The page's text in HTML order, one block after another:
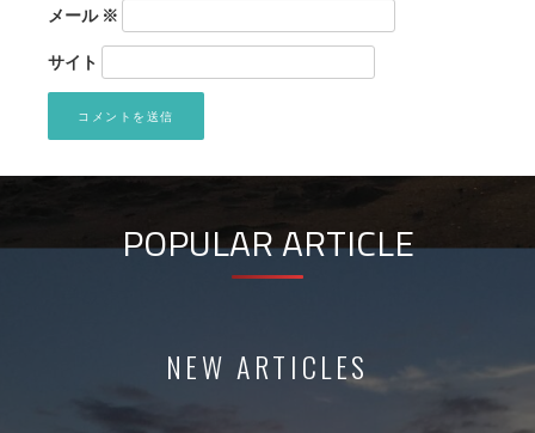
メール※
サイト
POPULAR ARTICLE
NEW ARTICLES